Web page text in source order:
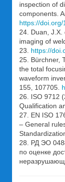
inspection of
components.
https://
24. Duan,
imaging of
23. https://
25. Bürchner,
the total
waveform
155, 107705.
26. ISO 9712
Qualification
27. EN ISO
– General
28. РД ЭО
по оценке